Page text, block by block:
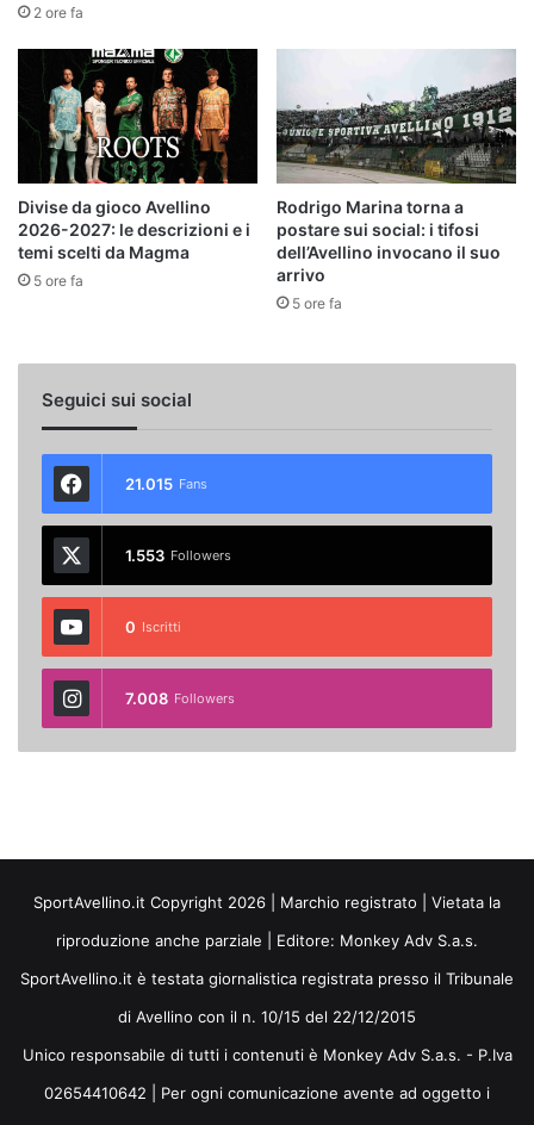
2 ore fa
Divise da gioco Avellino
2026-2027: le descrizioni e i
temi scelti da Magma
5 ore fa
Rodrigo Marina torna a
postare sui social: i tifosi
dell’Avellino invocano il suo
arrivo
5 ore fa
Seguici sui social
21.015 Fans
1.553 Followers
0 Iscritti
7.008 Followers
SportAvellino.it Copyright 2026 | Marchio registrato | Vietata la
riproduzione anche parziale | Editore: Monkey Adv S.a.s.
SportAvellino.it è testata giornalistica registrata presso il Tribunale
di Avellino con il n. 10/15 del 22/12/2015
Unico responsabile di tutti i contenuti è Monkey Adv S.a.s. - P.Iva
02654410642 | Per ogni comunicazione avente ad oggetto i